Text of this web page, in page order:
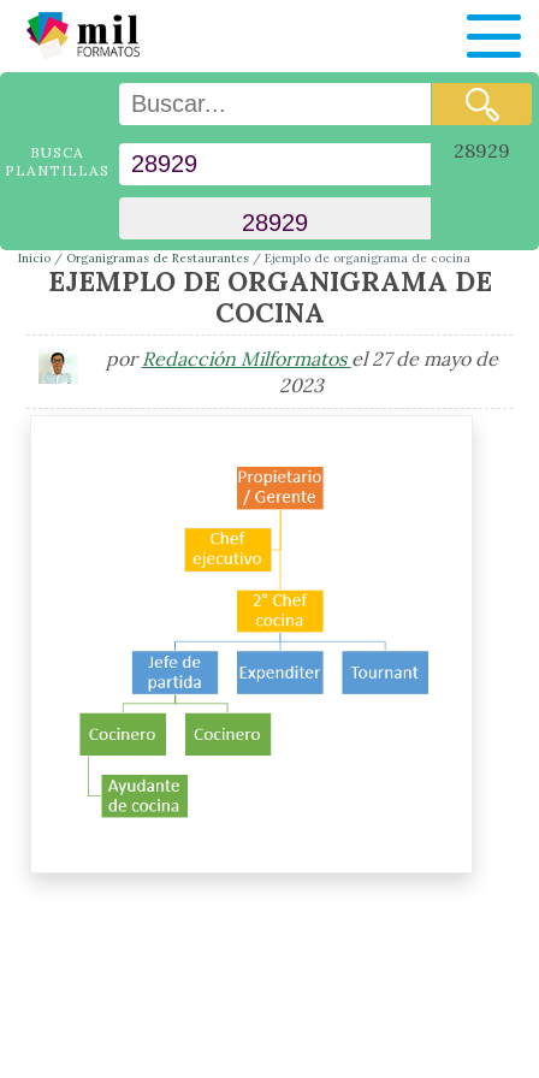
BUSCA
PLANTILLAS
28929
Inicio Organigramas de Restaurantes Ejemplo de organigrama de cocina
EJEMPLO DE ORGANIGRAMA DE
COCINA
porRedacción Milformatos el 27 de mayo de
2023